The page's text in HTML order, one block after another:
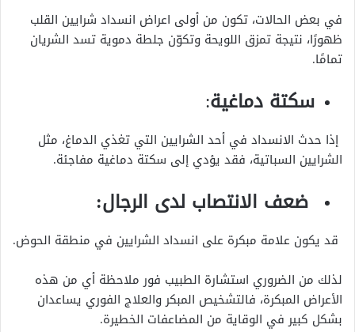
في بعض الحالات، تكون من أولى اعراض انسداد شرايين القلب
ظهورًا، نتيجة تمزق اللويحة وتكوّن جلطة دموية تسد الشريان
تمامًا.
سكتة دماغية:
إذا حدث الانسداد في أحد الشرايين التي تغذي الدماغ، مثل
الشرايين السباتية، فقد يؤدي إلى سكتة دماغية مفاجئة.
ضعف الانتصاب لدى الرجال:
قد يكون علامة مبكرة على انسداد الشرايين في منطقة الحوض.
لذلك من الضروري استشارة الطبيب فور ملاحظة أي من هذه
الأعراض المبكرة، فالتشخيص المبكر والعلاج الفوري يساعدان
بشكل كبير في الوقاية من المضاعفات الخطيرة.